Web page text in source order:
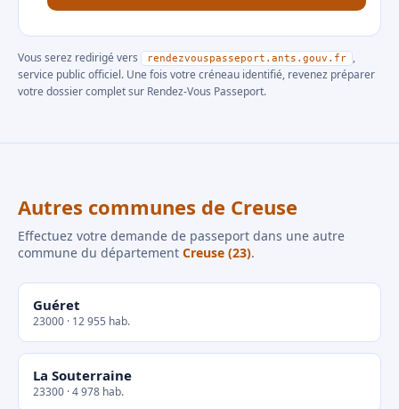
Vous serez redirigé vers rendezvouspasseport.ants.gouv.fr
,
service public officiel. Une fois votre créneau identifié, revenez préparer
votre dossier complet sur Rendez-Vous Passeport.
Autres communes de Creuse
Effectuez votre demande de passeport dans une autre
commune du département Creuse (23).
Guéret
23000 · 12 955 hab.
La Souterraine
23300 · 4 978 hab.